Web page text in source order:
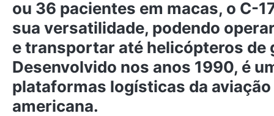
ou 36 pacientes em macas, o C-
sua versatilidade, podendo
e transportar até helicópteros de
Desenvolvido nos anos 1990, é
plataformas logísticas da
americana.